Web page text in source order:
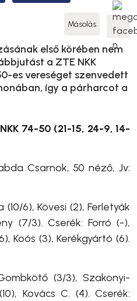
Másolás
első körében nem
a ZTE NKK
es vereséget szenvedett
így a párharcot a
74-50 (21-15, 24-9, 14-
Csarnok, 50 néző, Jv:
(10/6), Kövesi (2), Ferletyák
(7/3). Cserék: Forró (-),
Koós (3), Kerékgyártó (6).
(3/3), Szakonyi-
Kovács C. (4). Cserék: